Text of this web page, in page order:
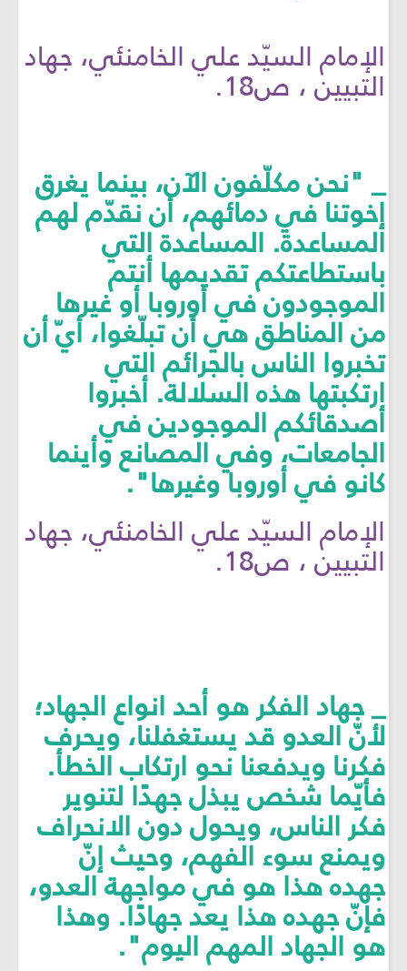
الإمام السيّد علي الخامنئي، جهاد
التبيين ، ص18.
_ "نحن مكلّفون الآن، بينما يغرق
إخوتنا في دمائهم، أن نقدّم لهم
المساعدة. المساعدة التي
باستطاعتكم تقديمها أنتم
الموجودون في أوروبا أو غيرها
من المناطق هي أن تبلّغوا، أيّ أن
تخبروا الناس بالجرائم التي
ارتكبتها هذه السلالة. أخبروا
أصدقائكم الموجودين في
الجامعات، وفي المصانع وأينما
كانو في أوروبا وغيرها".
الإمام السيّد علي الخامنئي، جهاد
التبيين ، ص18.
_ جهاد الفكر هو أحد انواع الجهاد؛
لأنّ العدو قد يستغفلنا، ويحرف
فكرنا ويدفعنا نحو ارتكاب الخطأ.
فأيّما شخص يبذل جهدًا لتنوير
فكر الناس، ويحول دون الانحراف
ويمنع سوء الفهم، وحيث إنّ
جهده هذا هو في مواجهة العدو،
فإنّ جهده هذا يعد جهادًا. وهذا
هو الجهاد المهم اليوم".